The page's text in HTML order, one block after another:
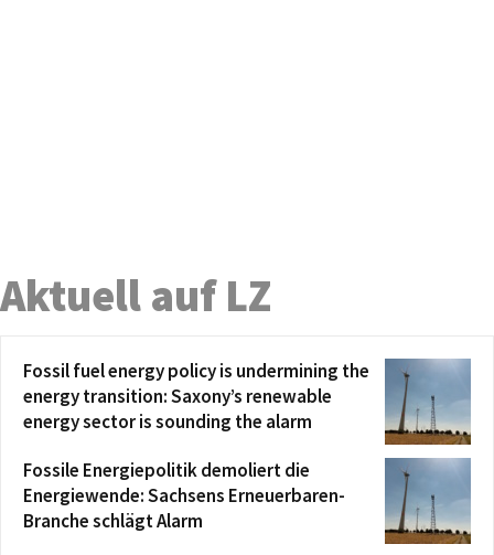
Aktuell auf LZ
Fossil fuel energy policy is undermining the
energy transition: Saxony’s renewable
energy sector is sounding the alarm
Fossile Energiepolitik demoliert die
Energiewende: Sachsens Erneuerbaren-
Branche schlägt Alarm